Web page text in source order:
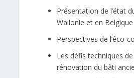
Présentation de l’état
Wallonie et en Belgique
Perspectives de l’éco-
Les défis techniques
rénovation du bâti